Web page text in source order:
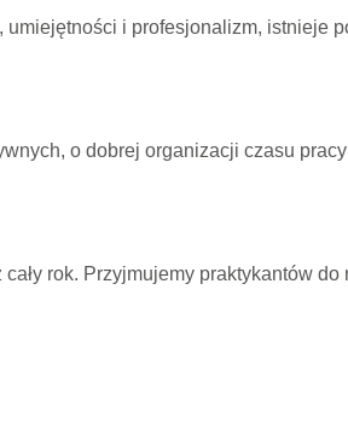
i profesjonalizm, istnieje
o dobrej organizacji czasu
rok. Przyjmujemy praktykantów